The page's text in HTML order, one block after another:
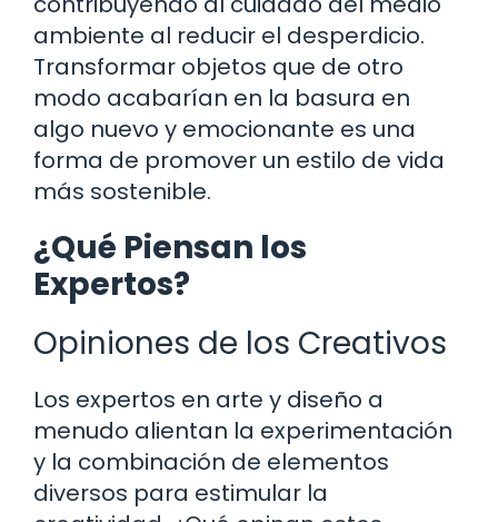
ambiente al reducir el desperdicio.
Transformar objetos que de otro
modo acabarían en la basura en
algo nuevo y emocionante es una
forma de promover un estilo de vida
más sostenible.
¿Qué Piensan los
Expertos?
Opiniones de los Creativos
Los expertos en arte y diseño a
menudo alientan la experimentación
y la combinación de elementos
diversos para estimular la